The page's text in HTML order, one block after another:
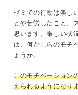
ゼミでの行動は楽し
とや苦労したこと、
思います。厳しい状
は、何かしらのモチ
ょうか。
このモチベーション
えられるようになり